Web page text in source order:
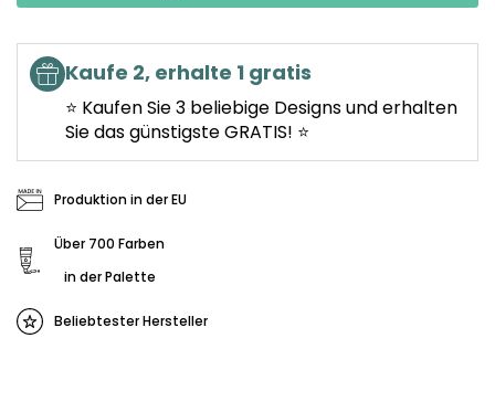
Kaufe 2, erhalte 1 gratis
⭐ Kaufen Sie 3 beliebige Designs und erhalten
Sie das günstigste GRATIS! ⭐
Produktion in der EU
Über 700 Farben
in der Palette
Beliebtester Hersteller